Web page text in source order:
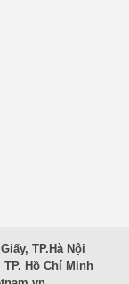
TP.Hà Nội
Hồ Chí Minh